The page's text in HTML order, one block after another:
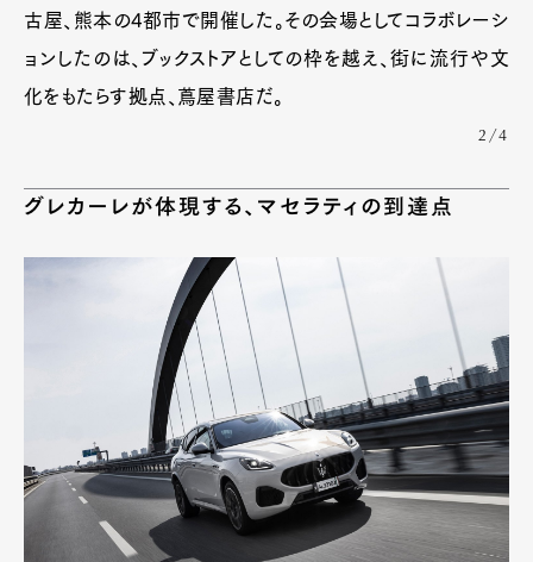
GourmetCars
ProductCulture
Official Columnist
About
Contact
Pen Meet
Pen international Pen tw
古屋、熊本の4都市で開催した。その会場としてコラボレーシ
ョンしたのは、ブックストアとしての枠を越え、街に流行や文
化をもたらす拠点、蔦屋書店だ。
2/4
グレカーレが体現する、マセラティの到達点